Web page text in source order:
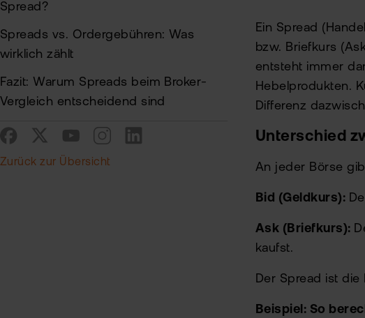
Spread?
Spreads vs. Ordergebühren: Was
wirklich zählt
Fazit: Warum Spreads beim Broker-
Vergleich entscheidend sind
Zurück zur Übersicht
Ein Spread
bzw. Briefkurs
entsteht immer
Hebelprodukten.
Differenz
Unterschied
An jeder Börse
Bid (Geldkurs):
Ask (Briefkurs):
kaufst.
Der Spread ist die
Beispiel: So